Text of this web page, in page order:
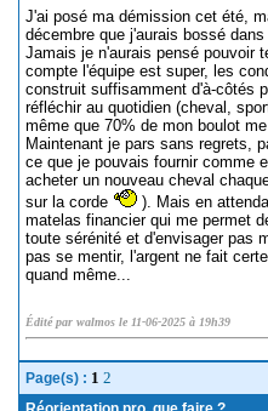
J'ai posé ma démission cet été,
décembre que j'aurais bossé
Jamais je n'aurais pensé pouvoir
compte l'équipe est super, les
construit suffisamment d'à-côtés
réfléchir au quotidien (cheval,
même que 70% de mon boulot
Maintenant je pars sans regrets,
ce que je pouvais fournir comme
acheter un nouveau cheval
sur la corde
). Mais en
matelas financier qui me permet
toute sérénité et d'envisager pas
pas se mentir, l'argent ne fait
quand même...
Édité par walmos le 11-06-2025 à 19h39
Page(s) : 1 2